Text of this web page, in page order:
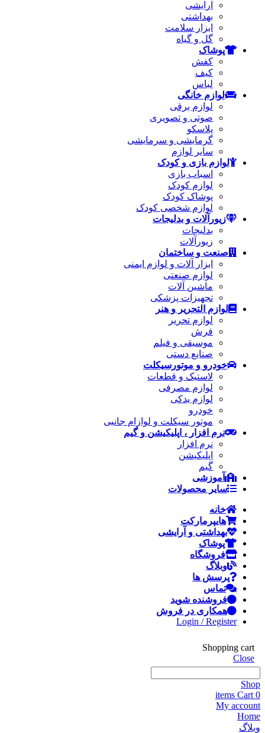
آرایشی
بهداشتی
ابزار سلامت
گل و گیاه
پوشاک
کفش
کیف
لباس
لوازم خانگی
لوازم برقی
صوتی و تصویری
پلاسکو
گرمایشی و سرمایشی
سایر لوازم
لوازم بازی و کودک
اسباب بازی
لوازم کودک
پوشاک کودک
لوازم شخصی کودک
زیورآلات و بدلیجات
بدلیجات
زیورآلات
صنعت و ساختمان
ابزار آلات و لوازم ایمنی
لوازم صنعتی
ماشین آلات
تجهیزات پزشکی
لوازم التحریر و هنر
لوازم تحریر
فرش
موسیقی و فیلم
صنایع دستی
خودرو و موتورسیکلت
لاستیک و قطعات
لوازم مصرفی
لوازم یدکی
خودرو
موتور سیکلت و لوازام جانبی
نرم افزار ، اپلیکیشن و گیم
نرم افزار
اپلیکیشن
گیم
آموزشی
سایر محصولات
خانه
هایپرمارکت
بهداشتی و آرایشی
پوشاک
فروشگاه
وبلاگ
پرسش ها
تماس
فروشنده شوید
همکاری در فروش
Login / Register
Shopping cart
Close
Shop
0
items Cart
My account
Home
وبلاگ